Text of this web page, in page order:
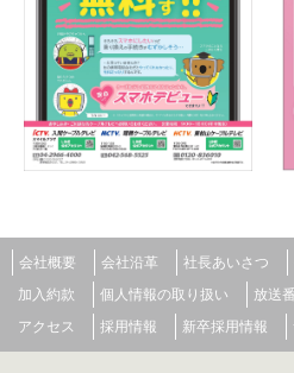
会社概要 会社沿革 社長あいさつ
加入約款
個人情報の取り扱い 放送
アクセス
採用情報 新卒採用情報